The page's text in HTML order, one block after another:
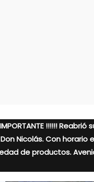
IMPORTANTE !!!!!!
Nicolás. Con horario
de productos.